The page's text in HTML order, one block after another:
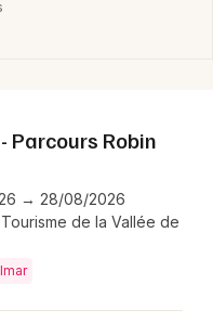
Parcours Robin
→ 28/08/2026
de la Vallée de